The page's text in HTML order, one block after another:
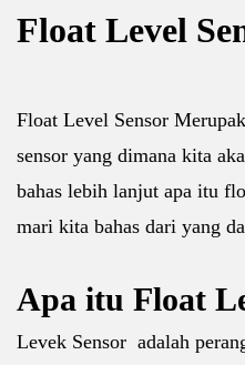
Float Level
Float Level Sensor
sensor yang dimana kita
bahas lebih lanjut apa itu
mari kita bahas dari yang
Apa itu Float
Levek Sensor adalah